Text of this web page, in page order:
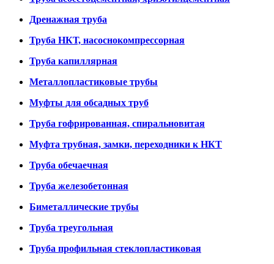
Дренажная труба
Труба НКТ, насоснокомпрессорная
Труба капиллярная
Металлопластиковые трубы
Муфты для обсадных труб
Труба гофрированная, спиральновитая
Муфта трубная, замки, переходники к НКТ
Труба обечаечная
Труба железобетонная
Биметаллические трубы
Труба треугольная
Труба профильная стеклопластиковая